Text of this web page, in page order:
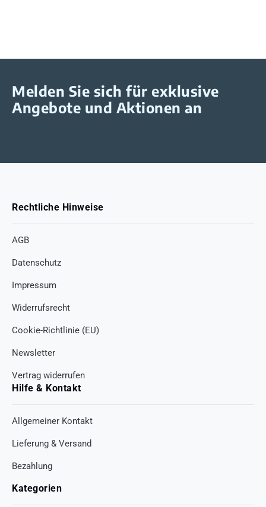
Melden Sie sich für exklusive
Angebote und Aktionen an
Rechtliche Hinweise
AGB
Datenschutz
Impressum
Widerrufsrecht
Cookie-Richtlinie (EU)
Newsletter
Vertrag widerrufen
Hilfe & Kontakt
Allgemeiner Kontakt
Lieferung & Versand
Bezahlung
Kategorien